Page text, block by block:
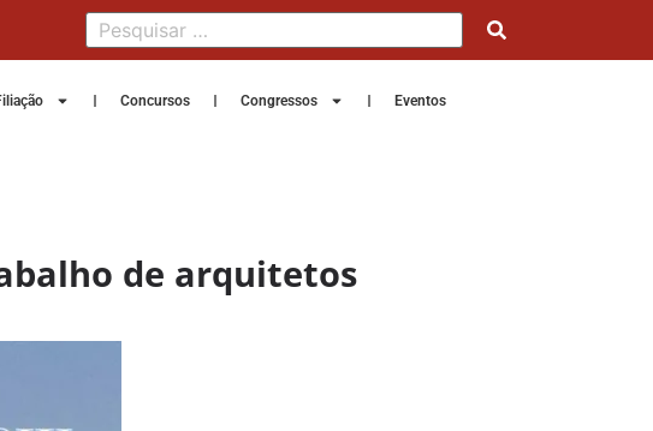
Concursos Congressos Eventos
de arquitetos